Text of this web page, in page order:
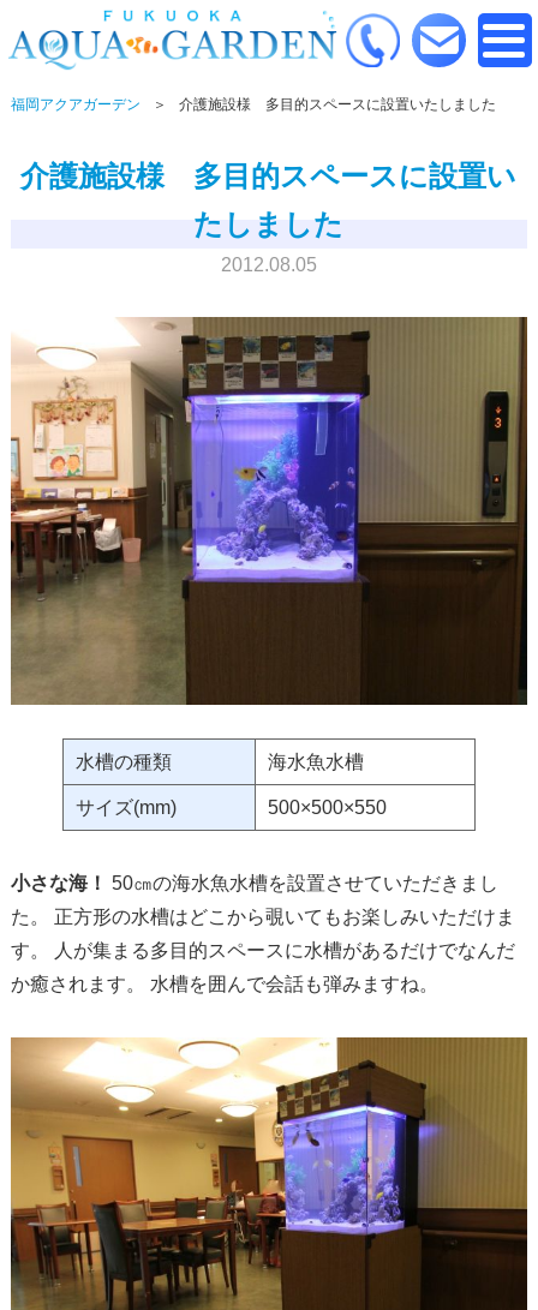
福岡アクアガーデン 介護施設様 多目的スペースに設置いたしました
介護施設様 多目的スペースに設置い
たしました
2012.08.05
水槽の種類 海水魚水槽
サイズ(mm) 500×500×550
小さな海！ 50㎝の海水魚水槽を設置させていただきまし
た。 正方形の水槽はどこから覗いてもお楽しみいただけま
す。 人が集まる多目的スペースに水槽があるだけでなんだ
か癒されます。 水槽を囲んで会話も弾みますね。